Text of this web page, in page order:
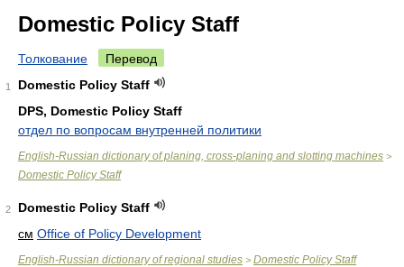
Domestic Policy Staff
Толкование Перевод
1
Domestic Policy Staff
DPS, Domestic Policy Staff
отдел по вопросам внутренней политики
English-Russian dictionary of planing, cross-planing and slotting machines >
Domestic Policy Staff
2
Domestic Policy Staff
см Office of Policy Development
English-Russian dictionary of regional studies > Domestic Policy Staff